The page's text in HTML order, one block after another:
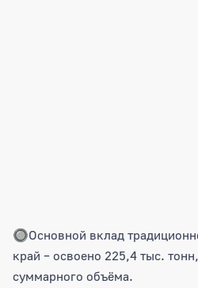
🔘Основной вклад
край – освоено 225,4 тыс.
суммарного объёма.